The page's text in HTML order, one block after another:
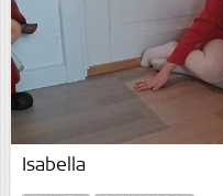
Isabella